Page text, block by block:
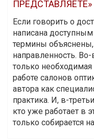
ПРЕДСТАВЛЯЕТЕ»
Если говорить о
написана
термины объяснены,
направленность.
только
работе салонов
автора как
практика. И, в-
кто уже работает в
только собирается